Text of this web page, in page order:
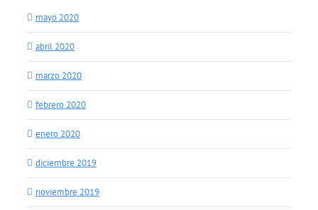
mayo 2020
abril 2020
marzo 2020
febrero 2020
enero 2020
diciembre 2019
noviembre 2019